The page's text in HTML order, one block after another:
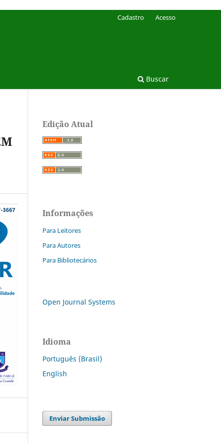
Buscar
Cadastro Acesso
Edição Atual
Informações
Para Leitores
Para Autores
Para Bibliotecários
Open Journal Systems
Idioma
Português (Brasil)
English
Enviar Submissão